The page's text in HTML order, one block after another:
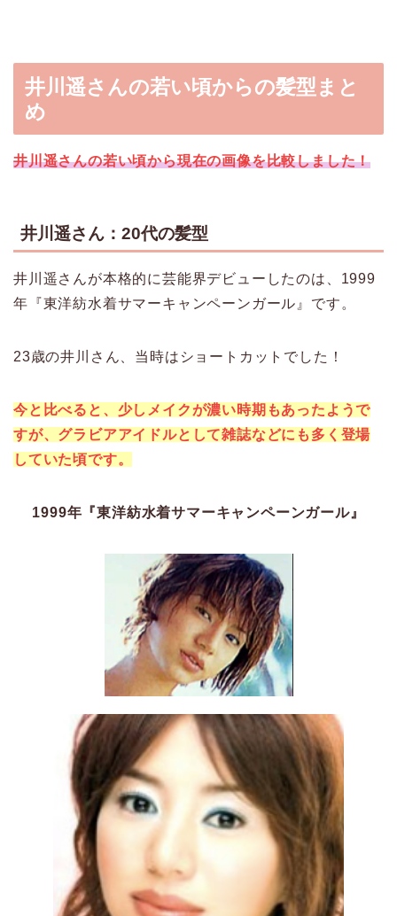
井川遥さんの若い頃からの髪型まと
め
井川遥さんの若い頃から現在の画像を比較しました！
井川遥さん：20代の髪型
井川遥さんが本格的に芸能界デビューしたのは、1999
年『東洋紡水着サマーキャンペーンガール』です。
23歳の井川さん、当時はショートカットでした！
今と比べると、少しメイクが濃い時期もあったようで
すが、グラビアアイドルとして雑誌などにも多く登場
していた頃です。
1999年『東洋紡水着サマーキャンペーンガール』